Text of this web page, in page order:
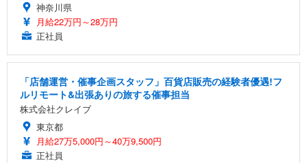
神奈川県
月給22万円～28万円
正社員
「店舗運営・催事企画スタッフ」百貨店販売の経験者優遇!フ
ルリモート&出張ありの旅する催事担当
株式会社クレイブ
東京都
月給27万5,000円～40万9,500円
正社員